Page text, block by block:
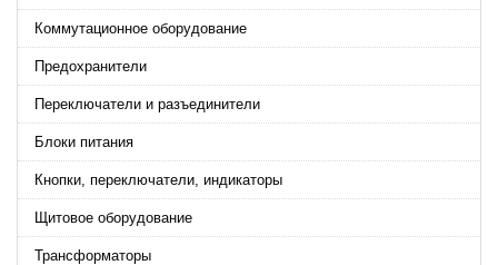
Коммутационное оборудование
Предохранители
Переключатели и разъединители
Блоки питания
Кнопки, переключатели, индикаторы
Щитовое оборудование
Трансформаторы